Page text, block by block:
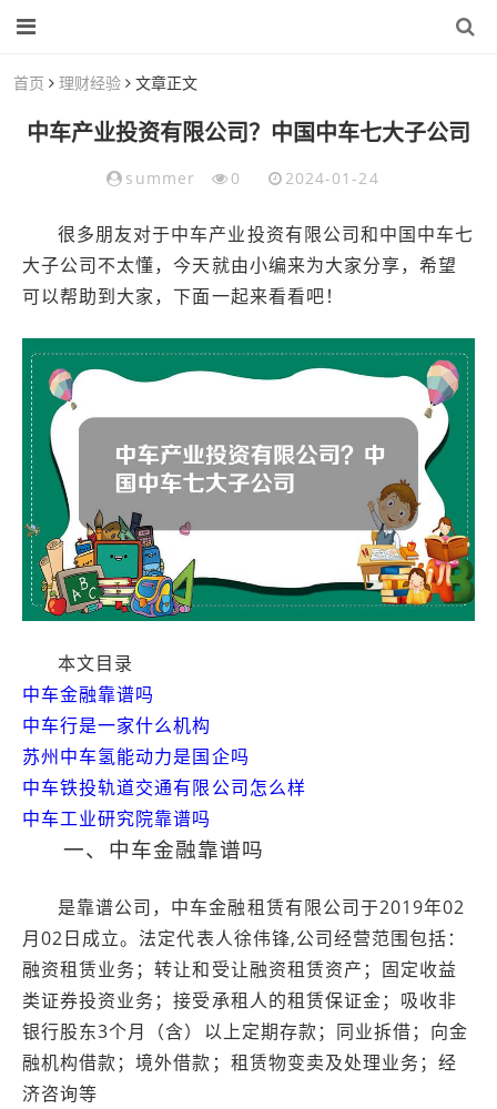
首页 理财经验 文章正文
中车产业投资有限公司？中国中车七大子公司
summer 0 2024-01-24
很多朋友对于中车产业投资有限公司和中国中车七
大子公司不太懂，今天就由小编来为大家分享，希望
可以帮助到大家，下面一起来看看吧！
本文目录
中车金融靠谱吗
中车行是一家什么机构
苏州中车氢能动力是国企吗
中车铁投轨道交通有限公司怎么样
中车工业研究院靠谱吗
一、中车金融靠谱吗
是靠谱公司，中车金融租赁有限公司于2019年02
月02日成立。法定代表人徐伟锋,公司经营范围包括：
融资租赁业务；转让和受让融资租赁资产；固定收益
类证券投资业务；接受承租人的租赁保证金；吸收非
银行股东3个月（含）以上定期存款；同业拆借；向金
融机构借款；境外借款；租赁物变卖及处理业务；经
济咨询等